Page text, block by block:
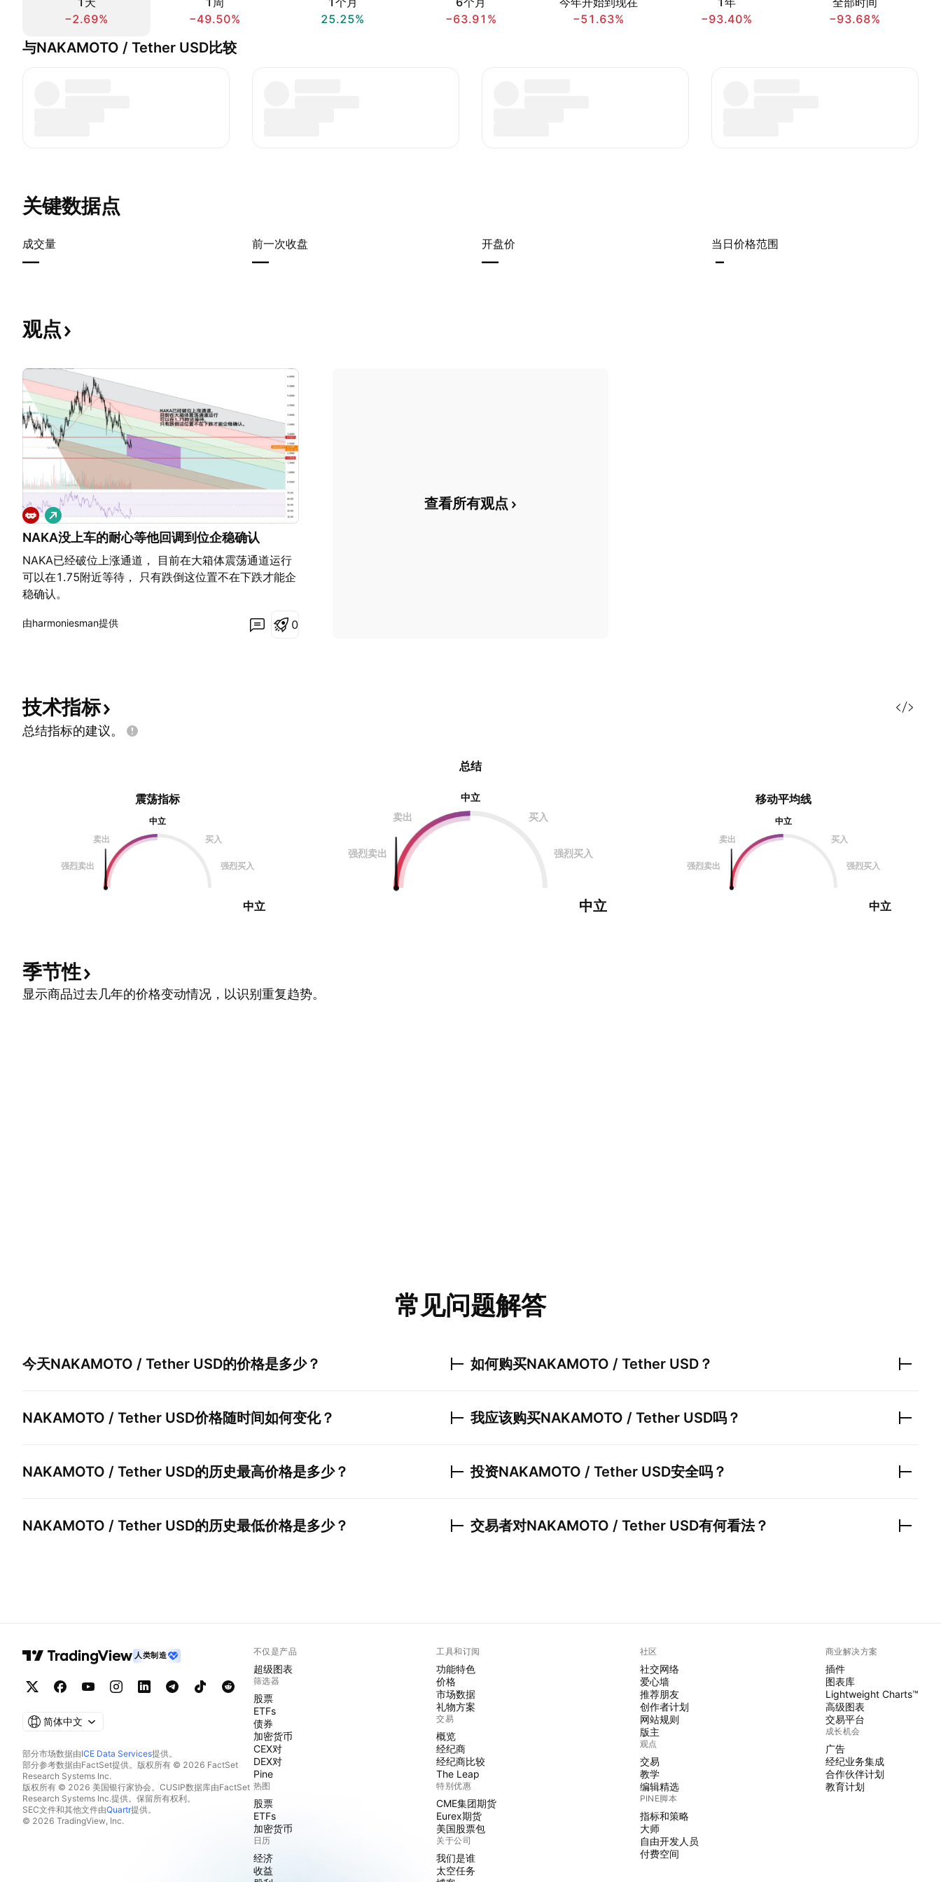
−2.69%
−49.50%
25.25%
−63.91%
−51.63%
−93.40%
−93.68%
与NAKAMOTO / Tether USD比较
关键数据点
成交量
—
前一次收盘
—
开盘价
—
当日价格范围
–
观点
NAKA没上车的耐心等他回调到位企稳确认
NAKA已经破位上涨通道， 目前在大箱体震荡通道运行
可以在1.75附近等待， 只有跌倒这位置不在下跌才能企
稳确认。
做
多
由harmoniesman提供 0
查看所有观点
技术指标
总结指标的建议。
震荡指标
中立
卖出
买入
强烈卖出 强烈买入
中立
总结
中立
卖出
买入
强烈卖出 强烈买入
中立
移动平均线
中立
卖出
买入
强烈卖出 强烈买入
中立
季节性
显示商品过去几年的价格变动情况，以识别重复趋势。
常见问题解答
今天NAKAMOTO / Tether USD的价格是多少？
NAKAMOTO / Tether USD价格随时间如何变化？
NAKAMOTO / Tether USD的历史最高价格是多少？
NAKAMOTO / Tether USD的历史最低价格是多少？
如何购买NAKAMOTO / Tether USD ？
我应该购买NAKAMOTO / Tether USD吗？
投资NAKAMOTO / Tether USD安全吗？
交易者对NAKAMOTO / Tether USD有何看法？
人类制造
简体中文
部分市场数据由ICE Data Services提供。
部分参考数据由FactSet提供。版权所有 © 2026 FactSet
Research Systems Inc.
版权所有 © 2026 美国银行家协会。CUSIP数据库由FactSet
Research Systems Inc.提供。保留所有权利。
SEC文件和其他文件由Quartr提供。
© 2026 TradingView, Inc.
不仅是产品
超级图表
筛选器
股票
ETFs
债券
加密货币
CEX对
DEX对
Pine
热图
股票
ETFs
加密货币
日历
经济
收益
工具和订阅
功能特色
价格
市场数据
礼物方案
交易
概览
经纪商
经纪商比较
The Leap
特别优惠
CME集团期货
Eurex期货
美国股票包
关于公司
我们是谁
太空任务
社区
社交网络
爱心墙
推荐朋友
创作者计划
网站规则
版主
观点
交易
教学
编辑精选
PINE脚本
指标和策略
大师
自由开发人员
付费空间
商业解决方案
插件
图表库
Lightweight Charts™
高级图表
交易平台
成长机会
广告
经纪业务集成
合作伙伴计划
教育计划